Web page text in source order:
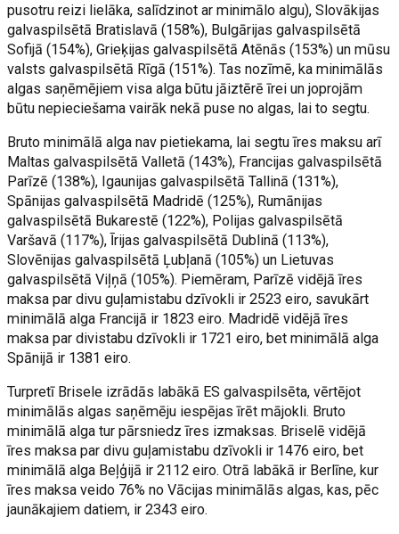
pusotru reizi lielāka, salīdzinot ar minimālo algu), Slovākijas
galvaspilsētā Bratislavā (158%), Bulgārijas galvaspilsētā
Sofijā (154%), Grieķijas galvaspilsētā Atēnās (153%) un mūsu
valsts galvaspilsētā Rīgā (151%). Tas nozīmē, ka minimālās
algas saņēmējiem visa alga būtu jāiztērē īrei un joprojām
būtu nepieciešama vairāk nekā puse no algas, lai to segtu.
Bruto minimālā alga nav pietiekama, lai segtu īres maksu arī
Maltas galvaspilsētā Valletā (143%), Francijas galvaspilsētā
Parīzē (138%), Igaunijas galvaspilsētā Tallinā (131%),
Spānijas galvaspilsētā Madridē (125%), Rumānijas
galvaspilsētā Bukarestē (122%), Polijas galvaspilsētā
Varšavā (117%), Īrijas galvaspilsētā Dublinā (113%),
Slovēnijas galvaspilsētā Ļubļanā (105%) un Lietuvas
galvaspilsētā Viļņā (105%). Piemēram, Parīzē vidējā īres
maksa par divu guļamistabu dzīvokli ir 2523 eiro, savukārt
minimālā alga Francijā ir 1823 eiro. Madridē vidējā īres
maksa par divistabu dzīvokli ir 1721 eiro, bet minimālā alga
Spānijā ir 1381 eiro.
Turpretī Brisele izrādās labākā ES galvaspilsēta, vērtējot
minimālās algas saņēmēju iespējas īrēt mājokli. Bruto
minimālā alga tur pārsniedz īres izmaksas. Briselē vidējā
īres maksa par divu guļamistabu dzīvokli ir 1476 eiro, bet
minimālā alga Beļģijā ir 2112 eiro. Otrā labākā ir Berlīne, kur
īres maksa veido 76% no Vācijas minimālās algas, kas, pēc
jaunākajiem datiem, ir 2343 eiro.